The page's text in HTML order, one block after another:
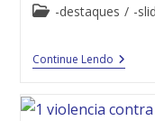
-destaques / -
Continue Lendo